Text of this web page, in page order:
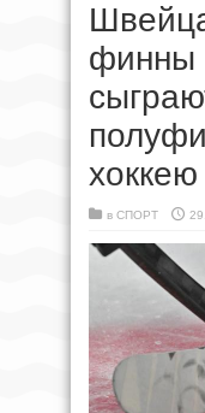
финны
хоккею
в СПОРТ